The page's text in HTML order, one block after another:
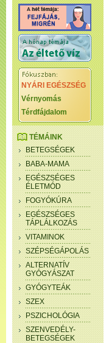
NYÁRI EGÉSZSÉG
Vérnyomás
Térdfájdalom
TÉMÁINK
BETEGSÉGEK
BABA-MAMA
EGÉSZSÉGES
ÉLETMÓD
FOGYÓKÚRA
EGÉSZSÉGES
TÁPLÁLKOZÁS
VITAMINOK
SZÉPSÉGÁPOLÁS
ALTERNATÍV
GYÓGYÁSZAT
GYÓGYTEÁK
SZEX
PSZICHOLÓGIA
SZENVEDÉLY-
BETEGSÉGEK